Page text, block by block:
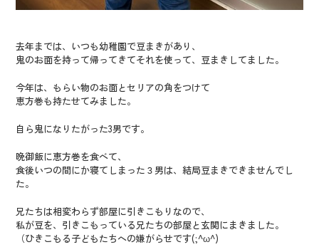
去年までは、いつも幼稚園で豆まきがあり、
鬼のお面を持って帰ってきてそれを使って、豆まきしてました。
今年は、もらい物のお面とセリアの角をつけて
恵方巻も持たせてみました。
自ら鬼になりたがった3男です。
晩御飯に恵方巻を食べて、
食後いつの間にか寝てしまった３男は、結局豆まきできませんでし
た。
兄たちは相変わらず部屋に引きこもりなので、
私が豆を、引きこもっている兄たちの部屋と玄関にまきました。
（ひきこもる子どもたちへの嫌がらせです(;^ω^)